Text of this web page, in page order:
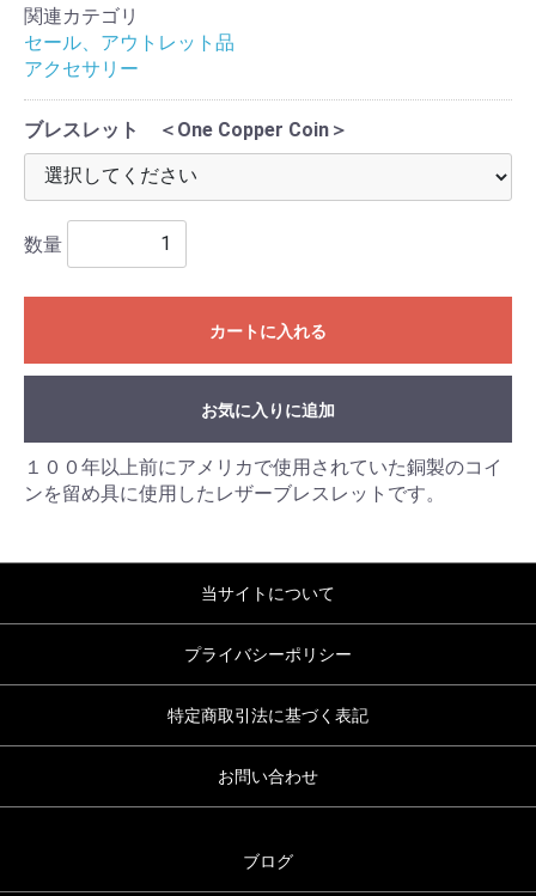
関連カテゴリ
セール、アウトレット品
アクセサリー
ブレスレット ＜One Copper Coin＞
数量
カートに入れる
お気に入りに追加
１００年以上前にアメリカで使用されていた銅製のコイ
ンを留め具に使用したレザーブレスレットです。
当サイトについて
プライバシーポリシー
特定商取引法に基づく表記
お問い合わせ
ブログ